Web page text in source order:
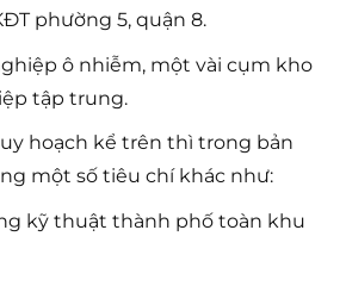
phường 5, quận 8.
ô nhiễm, một vài cụm kho
tập trung.
hoạch kể trên thì trong bản
một số tiêu chí khác như:
kỹ thuật thành phố toàn khu